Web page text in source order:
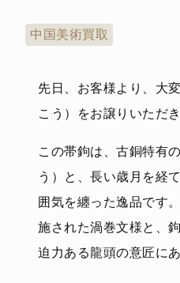
中国美術買取
先日、お客様より、大
こう）をお譲りいただき
この帯鉤は、古銅特有
う）と、長い歳月を経
囲気を纏った逸品です
施された渦巻文様と、
迫力ある龍頭の意匠にあ